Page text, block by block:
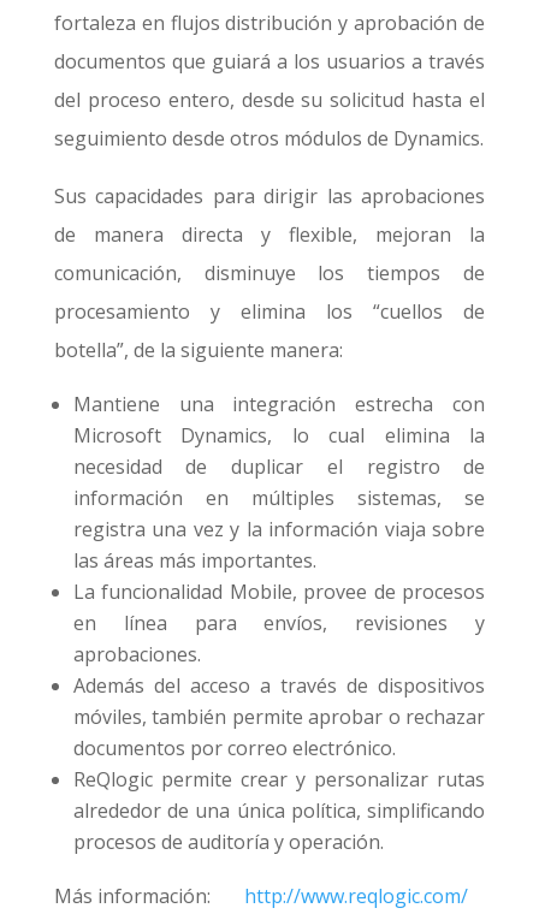
fortaleza en flujos distribución y aprobación de
documentos que guiará a los usuarios a través
del proceso entero, desde su solicitud hasta el
seguimiento desde otros módulos de Dynamics.
Sus capacidades para dirigir las aprobaciones
de manera directa y flexible, mejoran la
comunicación, disminuye los tiempos de
procesamiento y elimina los “cuellos de
botella”, de la siguiente manera:
Mantiene una integración estrecha con
Microsoft Dynamics, lo cual elimina la
necesidad de duplicar el registro de
información en múltiples sistemas, se
registra una vez y la información viaja sobre
las áreas más importantes.
La funcionalidad Mobile, provee de procesos
en línea para envíos, revisiones y
aprobaciones.
Además del acceso a través de dispositivos
móviles, también permite aprobar o rechazar
documentos por correo electrónico.
ReQlogic permite crear y personalizar rutas
alrededor de una única política, simplificando
procesos de auditoría y operación.
Más información: http://www.reqlogic.com/